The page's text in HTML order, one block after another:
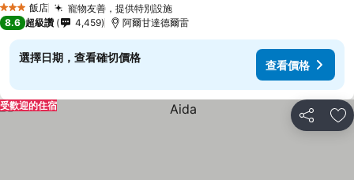
3 星級 飯店 寵物友善，提供特別設施
8.6 超級讚 4,459 阿爾甘達德爾雷
選擇日期，查看確切價格
查看價格
分享 加
受歡迎的住宿